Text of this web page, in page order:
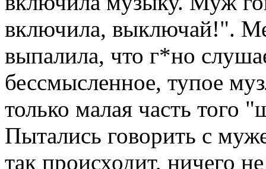
включила, выключай!".
выпалила, что г*но
бессмысленное, тупое
только малая часть того
Пытались говорить с
так происходит, ничего